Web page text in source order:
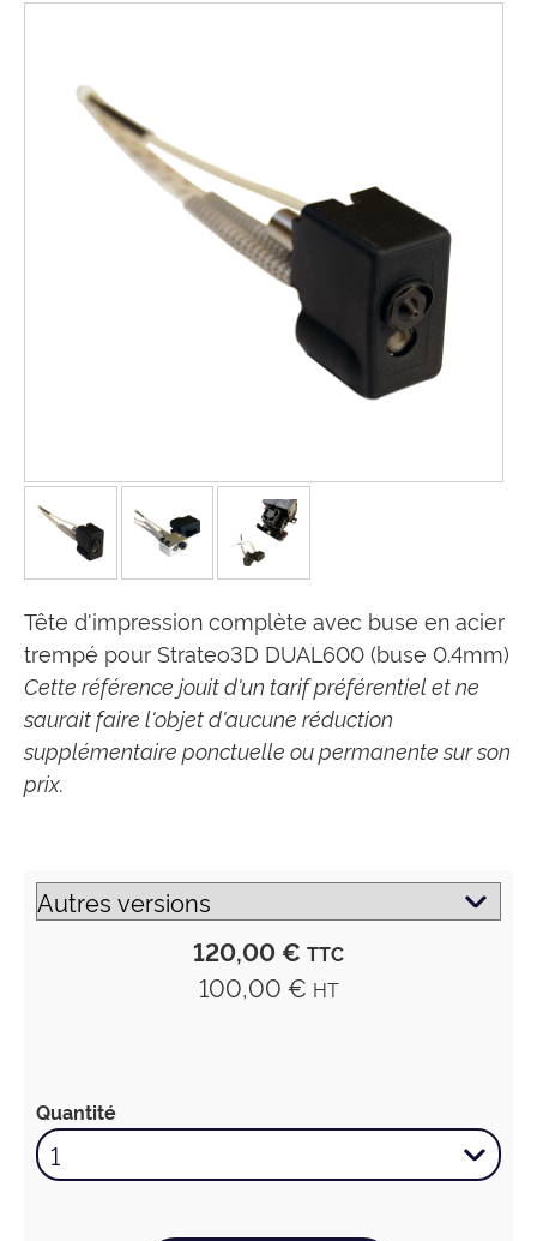
Tête d'impression complète avec buse en acier
trempé pour Strateo3D DUAL600 (buse 0.4mm)
Cette référence jouit d'un tarif préférentiel et ne
saurait faire l'objet d'aucune réduction
supplémentaire ponctuelle ou permanente sur son
prix.
120,00 € TTC
100,00 € HT
Quantité